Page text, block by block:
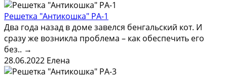
Решетка "Антикошка" РА-1
Два года назад в доме завелся бенгальский кот. И
сразу же возникла проблема – как обеспечить его
без.. →
28.06.2022 Елена